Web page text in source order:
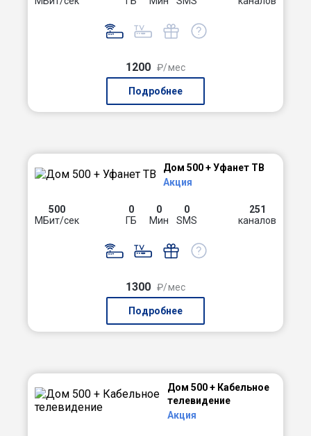
1200 ₽/мес
Подробнее
Дом 500 + Уфанет ТВ
Акция
500
МБит/сек
0
ГБ
0
Мин
0
SMS
251
каналов
1300 ₽/мес
Подробнее
Дом 500 + Кабельное
телевидение
Акция